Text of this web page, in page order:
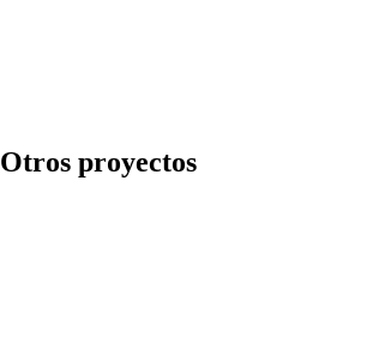
Otros proyectos